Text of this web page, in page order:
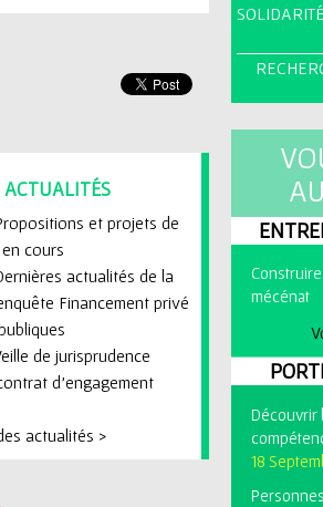
ACTUALITÉS
et projets de
cours
actualités de la
Financement privé
de jurisprudence
d'engagement
actualités >
SOLIDARITÉ
mécénat
Découvrir
18